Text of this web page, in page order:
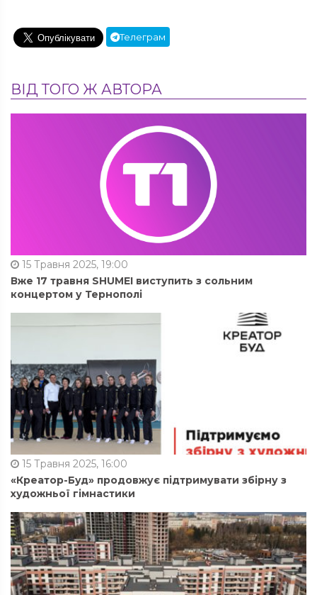
Телеграм
ВІД ТОГО Ж АВТОРА
15 Травня 2025, 19:00
Вже 17 травня SHUMEI виступить з сольним
концертом у Тернополі
15 Травня 2025, 16:00
«Креатор-Буд» продовжує підтримувати збірну з
художньої гімнастики